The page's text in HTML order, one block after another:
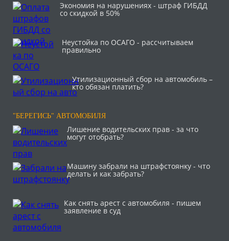
Экономия на нарушениях - штраф ГИБДД
со скидкой в 50%
Неустойка по ОСАГО - рассчитываем
правильно
Утилизационный сбор на автомобиль –
кто обязан платить?
"БЕРЕГИСЬ" АВТОМОБИЛЯ
Лишение водительских прав - за что
могут отобрать?
Машину забрали на штрафстоянку - что
делать и как забрать?
Как снять арест с автомобиля - пишем
заявление в суд